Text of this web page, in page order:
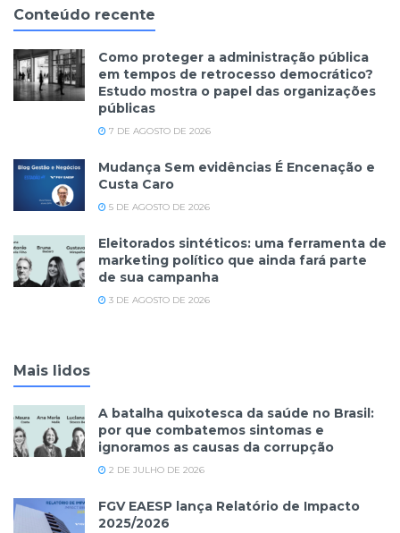
Conteúdo recente
Como proteger a administração pública
em tempos de retrocesso democrático?
Estudo mostra o papel das organizações
públicas
7 DE AGOSTO DE 2026
Mudança Sem evidências É Encenação e
Custa Caro
5 DE AGOSTO DE 2026
Eleitorados sintéticos: uma ferramenta de
marketing político que ainda fará parte
de sua campanha
3 DE AGOSTO DE 2026
Mais lidos
A batalha quixotesca da saúde no Brasil:
por que combatemos sintomas e
ignoramos as causas da corrupção
2 DE JULHO DE 2026
FGV EAESP lança Relatório de Impacto
2025/2026